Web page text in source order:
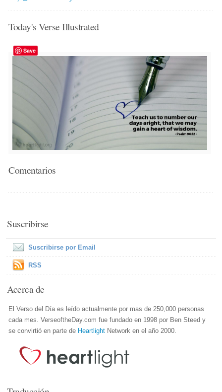
Today's Verse Illustrated
Save
Comentarios
Suscribirse
Suscribirse por Email
RSS
Acerca de
El Verso del Día es leído actualmente por mas de 250,000 personas
cada mes. VerseoftheDay.com fue fundado en 1998 por Ben Steed y
se convirtió en parte de Heartlight Network en el año 2000.